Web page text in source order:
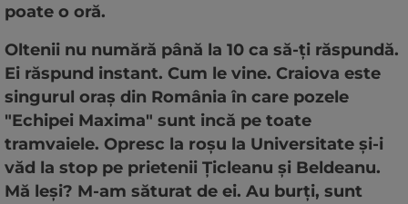
poate o oră.
Oltenii nu numără până la 10 ca să-ți răspundă.
Ei răspund instant. Cum le vine. Craiova este
singurul oraș din România în care pozele
"Echipei Maxima" sunt incă pe toate
tramvaiele. Opresc la roșu la Universitate și-i
văd la stop pe prietenii Țicleanu și Beldeanu.
Mă leși? M-am săturat de ei. Au burți, sunt